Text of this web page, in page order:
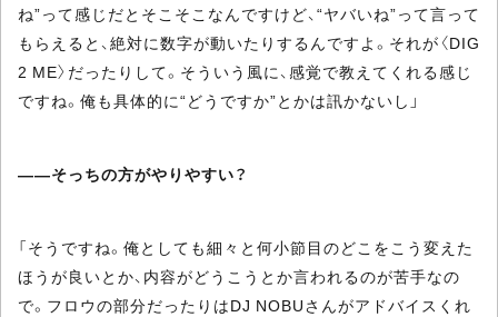
ね”って感じだとそこそこなんですけど、“ヤバいね”って言って
もらえると、絶対に数字が動いたりするんですよ。それが〈DIG
2 ME〉だったりして。そういう風に、感覚で教えてくれる感じ
ですね。俺も具体的に“どうですか”とかは訊かないし」
――そっちの方がやりやすい？
「そうですね。俺としても細々と何小節目のどこをこう変えた
ほうが良いとか、内容がどうこうとか言われるのが苦手なの
で。フロウの部分だったりはDJ NOBUさんがアドバイスくれ